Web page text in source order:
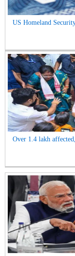
US Homeland
Over 1.4 lakh